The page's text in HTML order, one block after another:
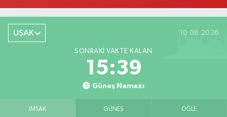
Aşağı Mahallesi, Arıkan Bedük Caddesi, No:75 Ulubey Uşak
0 (276) 716 12 12
Gölbahçe Mahallesi, Gazi Bulvarı No:194 Sivaslı Uşak
Yol Tarifi Al
UŞAK 10.08.2026
SONRAKI VAKTE KALAN
15:39
Güneş Namazı
İMSAK GÜNEŞ ÖĞLE